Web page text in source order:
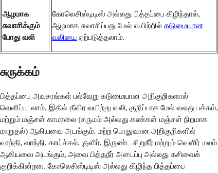
ஆழமாக
சுவாசிக்கும்
போது வலி
கோலெசிஸ்டிடிஸ் அல்லது பித்தப்பை கிழிந்தால்,
ஆழமாக சுவாசிப்பது மேல் வயிற்றில் கடுமையான
வலியை ஏற்படுத்தலாம்.
சுருக்கம்
பித்தப்பை அவசரங்கள் பல்வேறு கடுமையான அறிகுறிகளால்
வெளிப்படலாம், இதில் தீவிர வயிற்று வலி, குறிப்பாக மேல் வலது பக்கம்,
மற்றும் மஞ்சள் காமாலை (சருமம் அல்லது கண்கள் மஞ்சள் நிறமாக
மாறுதல்) ஆகியவை அடங்கும். மற்ற பொதுவான அறிகுறிகளில்
வாந்தி, வாந்தி, காய்ச்சல், குளிர், இருண்ட சிறுநீர் மற்றும் வெளிர் மலம்
ஆகியவை அடங்கும், அவை பித்தநீர் அடைப்பு அல்லது கசிவைக்
குறிக்கின்றன. கோலெசிஸ்டிடிஸ் அல்லது கிழிந்த பித்தப்பை